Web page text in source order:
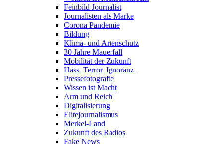
Feinbild Journalist
Journalisten als Marke
Corona Pandemie
Bildung
Klima- und Artenschutz
30 Jahre Mauerfall
Mobilität der Zukunft
Hass. Terror. Ignoranz.
Pressefotografie
Wissen ist Macht
Arm und Reich
Digitalisierung
Elitejournalismus
Merkel-Land
Zukunft des Radios
Fake News